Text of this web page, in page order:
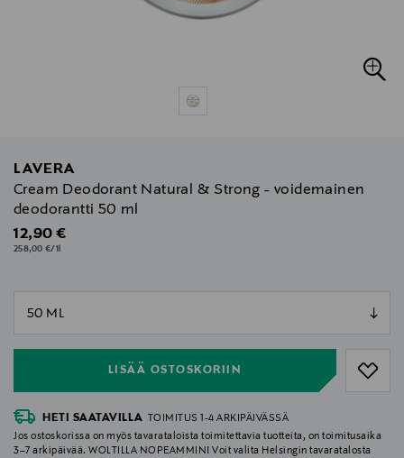
LAVERA
Cream Deodorant Natural & Strong - voidemainen
deodorantti 50 ml
Original Price
12,90 €
258,00 €/1l
LISÄÄ OSTOSKORIIN
HETI SAATAVILLA
TOIMITUS 1-4 ARKIPÄIVÄSSÄ
Jos ostoskorissa on myös tavarataloista toimitettavia tuotteita, on toimitusaika
3–7 arkipäivää. WOLTILLA NOPEAMMIN! Voit valita Helsingin tavaratalosta